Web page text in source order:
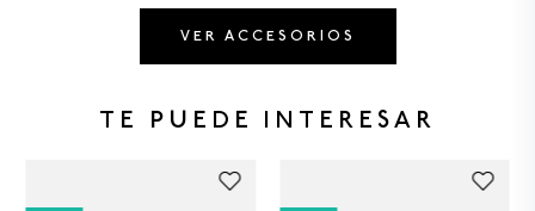
VER ACCESORIOS
TE PUEDE INTERESAR